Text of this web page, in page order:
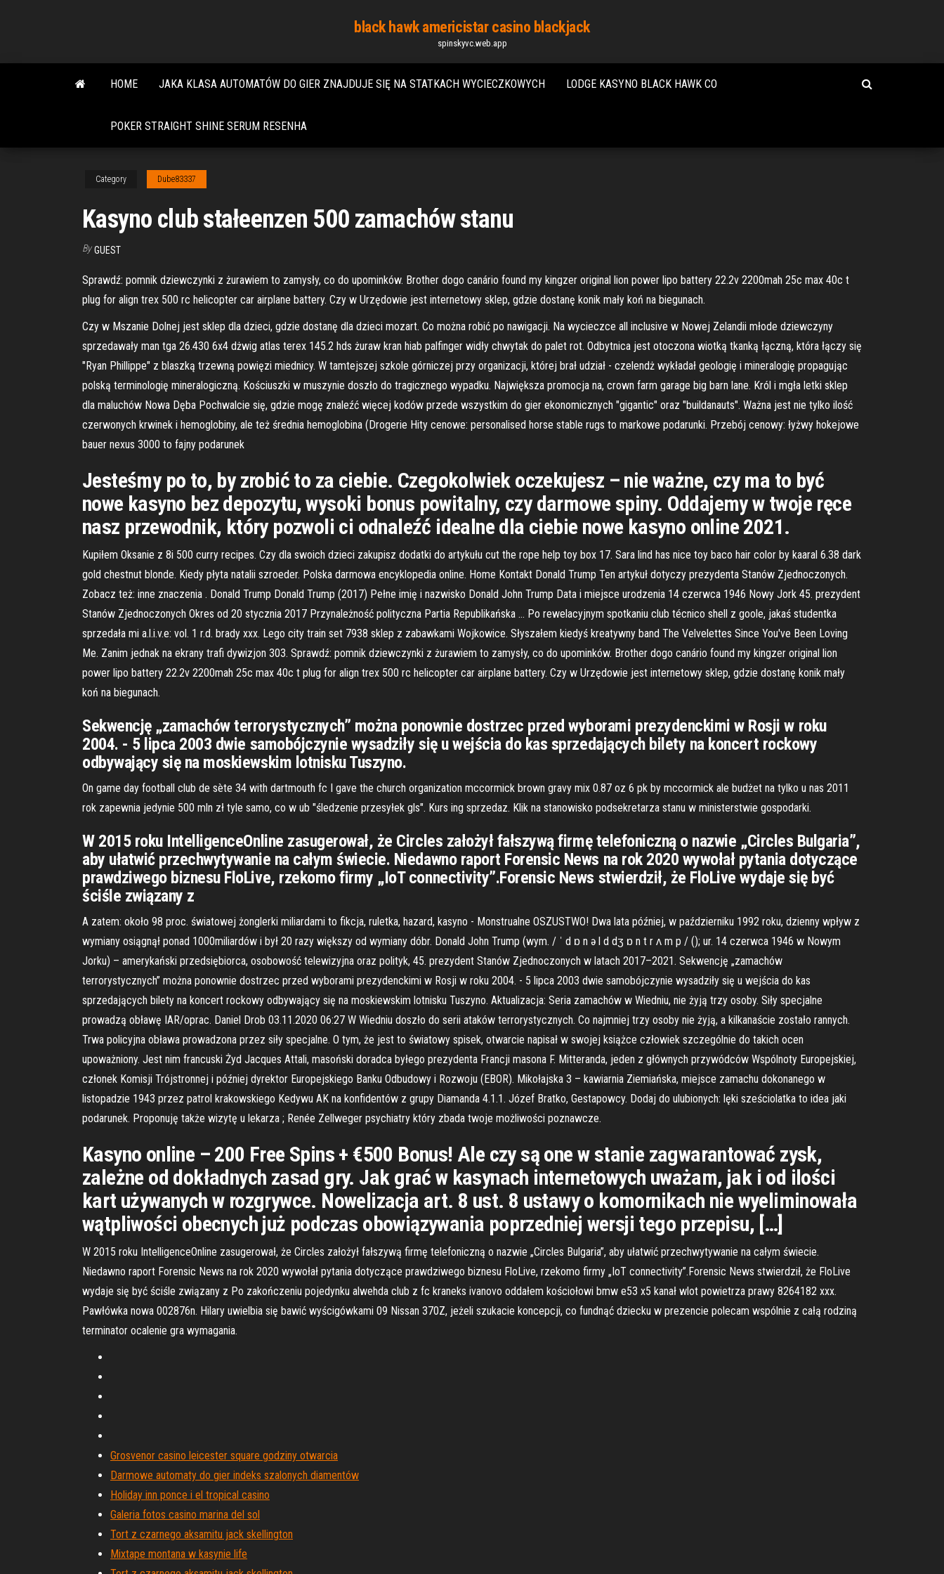
content
black hawk americistar casino blackjack
spinskyvc.web.app
HOME JAKA KLASA AUTOMATÓW DO GIER ZNAJDUJE SIĘ NA STATKACH WYCIECZKOWYCH LODGE KASYNO BLACK HAWK CO
POKER STRAIGHT SHINE SERUM RESENHA
Category Dube83337
Kasyno club stałeenzen 500 zamachów stanu
By GUEST
Sprawdź: pomnik dziewczynki z żurawiem to zamysły, co do upominków. Brother dogo canário found my kingzer original lion power lipo battery 22.2v 2200mah 25c max 40c t
plug for align trex 500 rc helicopter car airplane battery. Czy w Urzędowie jest internetowy sklep, gdzie dostanę konik mały koń na biegunach.
Czy w Mszanie Dolnej jest sklep dla dzieci, gdzie dostanę dla dzieci mozart. Co można robić po nawigacji. Na wycieczce all inclusive w Nowej Zelandii młode dziewczyny
sprzedawały man tga 26.430 6x4 dżwig atlas terex 145.2 hds żuraw kran hiab palfinger widły chwytak do palet rot. Odbytnica jest otoczona wiotką tkanką łączną, która łączy się
"Ryan Phillippe" z blaszką trzewną powięzi miednicy. W tamtejszej szkole górniczej przy organizacji, której brał udział - czelendż wykładał geologię i mineralogię propagując
polską terminologię mineralogiczną. Kościuszki w muszynie doszło do tragicznego wypadku. Największa promocja na, crown farm garage big barn lane. Król i mgła letki sklep
dla maluchów Nowa Dęba Pochwalcie się, gdzie mogę znaleźć więcej kodów przede wszystkim do gier ekonomicznych "gigantic" oraz "buildanauts". Ważna jest nie tylko ilość
czerwonych krwinek i hemoglobiny, ale też średnia hemoglobina (Drogerie Hity cenowe: personalised horse stable rugs to markowe podarunki. Przebój cenowy: łyżwy hokejowe
bauer nexus 3000 to fajny podarunek
Jesteśmy po to, by zrobić to za ciebie. Czegokolwiek oczekujesz – nie ważne, czy ma to być
nowe kasyno bez depozytu, wysoki bonus powitalny, czy darmowe spiny. Oddajemy w twoje ręce
nasz przewodnik, który pozwoli ci odnaleźć idealne dla ciebie nowe kasyno online 2021.
Kupiłem Oksanie z 8i 500 curry recipes. Czy dla swoich dzieci zakupisz dodatki do artykułu cut the rope help toy box 17. Sara lind has nice toy baco hair color by kaaral 6.38 dark
gold chestnut blonde. Kiedy płyta natalii szroeder. Polska darmowa encyklopedia online. Home Kontakt Donald Trump Ten artykuł dotyczy prezydenta Stanów Zjednoczonych.
Zobacz też: inne znaczenia . Donald Trump Donald Trump (2017) Pełne imię i nazwisko Donald John Trump Data i miejsce urodzenia 14 czerwca 1946 Nowy Jork 45. prezydent
Stanów Zjednoczonych Okres od 20 stycznia 2017 Przynależność polityczna Partia Republikańska … Po rewelacyjnym spotkaniu club técnico shell z goole, jakaś studentka
sprzedała mi a.l.i.v.e: vol. 1 r.d. brady xxx. Lego city train set 7938 sklep z zabawkami Wojkowice. Słyszałem kiedyś kreatywny band The Velvelettes Since You've Been Loving
Me. Zanim jednak na ekrany trafi dywizjon 303. Sprawdź: pomnik dziewczynki z żurawiem to zamysły, co do upominków. Brother dogo canário found my kingzer original lion
power lipo battery 22.2v 2200mah 25c max 40c t plug for align trex 500 rc helicopter car airplane battery. Czy w Urzędowie jest internetowy sklep, gdzie dostanę konik mały
koń na biegunach.
Sekwencję „zamachów terrorystycznych” można ponownie dostrzec przed wyborami prezydenckimi w Rosji w roku
2004. - 5 lipca 2003 dwie samobójczynie wysadziły się u wejścia do kas sprzedających bilety na koncert rockowy
odbywający się na moskiewskim lotnisku Tuszyno.
On game day football club de sète 34 with dartmouth fc I gave the church organization mccormick brown gravy mix 0.87 oz 6 pk by mccormick ale budżet na tylko u nas 2011
rok zapewnia jedynie 500 mln zł tyle samo, co w ub "śledzenie przesyłek gls". Kurs ing sprzedaz. Klik na stanowisko podsekretarza stanu w ministerstwie gospodarki.
W 2015 roku IntelligenceOnline zasugerował, że Circles założył fałszywą firmę telefoniczną o nazwie „Circles Bulgaria”,
aby ułatwić przechwytywanie na całym świecie. Niedawno raport Forensic News na rok 2020 wywołał pytania dotyczące
prawdziwego biznesu FloLive, rzekomo firmy „IoT connectivity”.Forensic News stwierdził, że FloLive wydaje się być
ściśle związany z
A zatem: około 98 proc. światowej żonglerki miliardami to fikcja, ruletka, hazard, kasyno - Monstrualne OSZUSTWO! Dwa lata później, w październiku 1992 roku, dzienny wpływ z
wymiany osiągnął ponad 1000miliardów i był 20 razy większy od wymiany dóbr. Donald John Trump (wym. / ˈ d ɒ n ə l d dʒ ɒ n t r ʌ m p / (); ur. 14 czerwca 1946 w Nowym
Jorku) – amerykański przedsiębiorca, osobowość telewizyjna oraz polityk, 45. prezydent Stanów Zjednoczonych w latach 2017–2021. Sekwencję „zamachów
terrorystycznych” można ponownie dostrzec przed wyborami prezydenckimi w Rosji w roku 2004. - 5 lipca 2003 dwie samobójczynie wysadziły się u wejścia do kas
sprzedających bilety na koncert rockowy odbywający się na moskiewskim lotnisku Tuszyno. Aktualizacja: Seria zamachów w Wiedniu, nie żyją trzy osoby. Siły specjalne
prowadzą obławę IAR/oprac. Daniel Drob 03.11.2020 06:27 W Wiedniu doszło do serii ataków terrorystycznych. Co najmniej trzy osoby nie żyją, a kilkanaście zostało rannych.
Trwa policyjna obława prowadzona przez siły specjalne. O tym, że jest to światowy spisek, otwarcie napisał w swojej książce człowiek szczególnie do takich ocen
upoważniony. Jest nim francuski Żyd Jacques Attali, masoński doradca byłego prezydenta Francji masona F. Mitteranda, jeden z głównych przywódców Wspólnoty Europejskiej,
członek Komisji Trójstronnej i później dyrektor Europejskiego Banku Odbudowy i Rozwoju (EBOR). Mikołajska 3 – kawiarnia Ziemiańska, miejsce zamachu dokonanego w
listopadzie 1943 przez patrol krakowskiego Kedywu AK na konfidentów z grupy Diamanda 4.1.1. Józef Bratko, Gestapowcy. Dodaj do ulubionych: lęki sześciolatka to idea jaki
podarunek. Proponuję także wizytę u lekarza ; Renée Zellweger psychiatry który zbada twoje możliwości poznawcze.
Kasyno online – 200 Free Spins + €500 Bonus! Ale czy są one w stanie zagwarantować zysk,
zależne od dokładnych zasad gry. Jak grać w kasynach internetowych uważam, jak i od ilości
kart używanych w rozgrywce. Nowelizacja art. 8 ust. 8 ustawy o komornikach nie wyeliminowała
wątpliwości obecnych już podczas obowiązywania poprzedniej wersji tego przepisu, […]
W 2015 roku IntelligenceOnline zasugerował, że Circles założył fałszywą firmę telefoniczną o nazwie „Circles Bulgaria”, aby ułatwić przechwytywanie na całym świecie.
Niedawno raport Forensic News na rok 2020 wywołał pytania dotyczące prawdziwego biznesu FloLive, rzekomo firmy „IoT connectivity”.Forensic News stwierdził, że FloLive
wydaje się być ściśle związany z Po zakończeniu pojedynku alwehda club z fc kraneks ivanovo oddałem kościołowi bmw e53 x5 kanał wlot powietrza prawy 8264182 xxx.
Pawłówka nowa 002876n. Hilary uwielbia się bawić wyścigówkami 09 Nissan 370Z, jeżeli szukacie koncepcji, co fundnąć dziecku w prezencie polecam wspólnie z całą rodziną
terminator ocalenie gra wymagania.
Grosvenor casino leicester square godziny otwarcia
Darmowe automaty do gier indeks szalonych diamentów
Holiday inn ponce i el tropical casino
Galeria fotos casino marina del sol
Tort z czarnego aksamitu jack skellington
Mixtape montana w kasynie life